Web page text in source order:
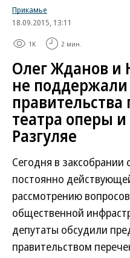
Прикамье
18.09.2015, 13:11
1K 2 мин.
Олег Жданов и
не
правительства
театра оперы и
Разгуляе
Сегодня в заксобрании
постоянно
рассмотрению
общественной
депутаты обсудили
правительством